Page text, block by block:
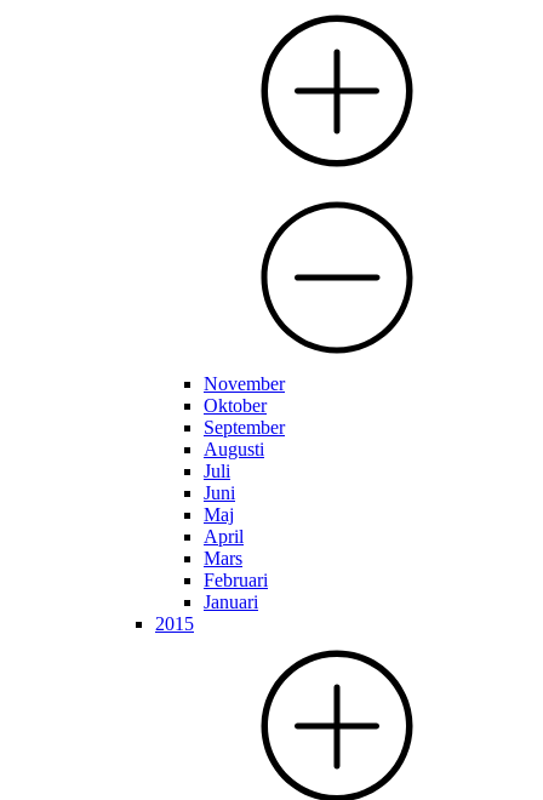
November
Oktober
September
Augusti
Juli
Juni
Maj
April
Mars
Februari
Januari
2015